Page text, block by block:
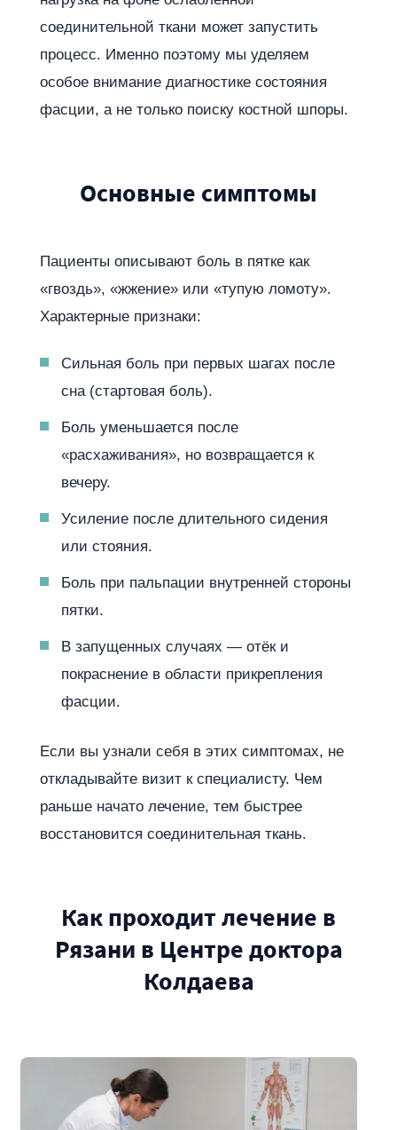
соединительной ткани может запустить
процесс. Именно поэтому мы уделяем
особое внимание диагностике состояния
фасции, а не только поиску костной шпоры.
Основные симптомы
Пациенты описывают боль в пятке как
«гвоздь», «жжение» или «тупую ломоту».
Характерные признаки:
Сильная боль при первых шагах после
сна (стартовая боль).
Боль уменьшается после
«расхаживания», но возвращается к
вечеру.
Усиление после длительного сидения
или стояния.
Боль при пальпации внутренней стороны
пятки.
В запущенных случаях — отёк и
покраснение в области прикрепления
фасции.
Если вы узнали себя в этих симптомах, не
откладывайте визит к специалисту. Чем
раньше начато лечение, тем быстрее
восстановится соединительная ткань.
Как проходит лечение в
Рязани в Центре доктора
Колдаева